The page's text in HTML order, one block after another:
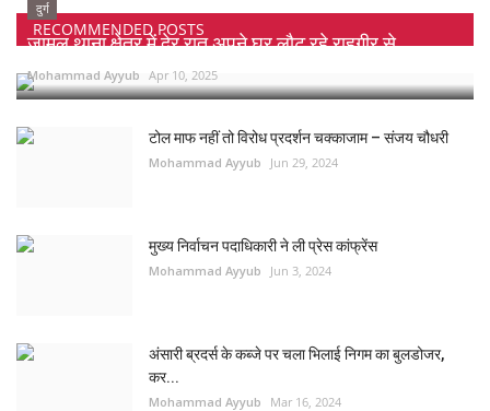
RECOMMENDED POSTS
दुर्ग
जामुल थाना क्षेत्र में देर रात अपने घर लौट रहे राहगीर से...
Mohammad Ayyub Apr 10, 2025
टोल माफ नहीं तो विरोध प्रदर्शन चक्काजाम – संजय चौधरी
Mohammad Ayyub Jun 29, 2024
मुख्य निर्वाचन पदाधिकारी ने ली प्रेस कांफ्रेंस
Mohammad Ayyub Jun 3, 2024
अंसारी ब्रदर्स के कब्जे पर चला भिलाई निगम का बुलडोजर,
कर...
Mohammad Ayyub Mar 16, 2024